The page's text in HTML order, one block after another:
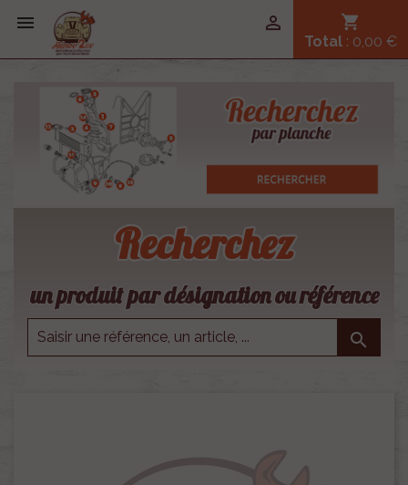
 shopping_cart
Total : 0,00 €

Recherchez
un produit par désignation ou référence
